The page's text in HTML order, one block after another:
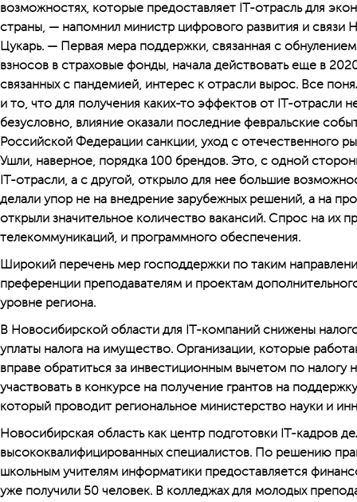
возможностях, которые предоставляет IT-отрасль для
страны, — напомнил министр цифрового развития и связи
Цукарь. — Первая мера поддержки, связанная с
взносов в страховые фонды, начала действовать еще в
связанных с пандемией, интерес к отрасли вырос. Все
и то, что для получения каких-то эффектов от IT-отрасли
безусловно, влияние оказали последние февральские
Российской Федерации санкции, уход с отечественного
Ушли, наверное, порядка 100 брендов. Это, с одной
IT-отрасли, а с другой, открыло для нее большие
делали упор не на внедрение зарубежных решений, а на
открыли значительное количество вакансий. Спрос на их
телекоммуникаций, и программного обеспечения.
Широкий перечень мер господдержки по таким
преференции преподавателям и проектам
уровне региона.
В Новосибирской области для IT-компаний снижены
уплаты налога на имущество. Организации, которые
вправе обратиться за инвестиционным вычетом по
участвовать в конкурсе на получение грантов на
который проводит региональное министерство науки и
Новосибирская область как центр подготовки IT-кадров
высококвалифицированных специалистов. По решению
школьным учителям информатики предоставляется
уже получили 50 человек. В колледжах для молодых